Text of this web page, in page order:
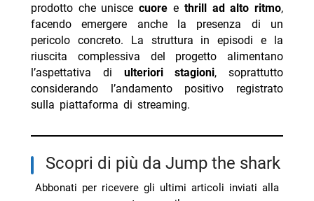
prodotto che uniscecuore e thrill ad alto ritmo,
facendo emergere anche la presenza di un
pericolo concreto. La struttura in episodi e la
riuscita complessiva del progetto alimentano
l’aspettativa di ulteriori stagioni, soprattutto
considerando l’andamento positivo registrato
sulla piattaforma di streaming.
Scopri di più da Jump the shark
Abbonati per ricevere gli ultimi articoli inviati alla